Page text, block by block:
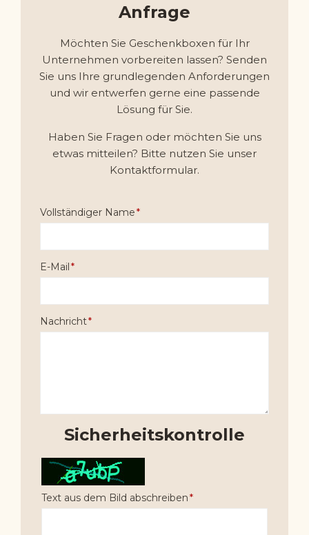
Anfrage
Möchten Sie Geschenkboxen für Ihr
Unternehmen vorbereiten lassen? Senden
Sie uns Ihre grundlegenden Anforderungen
und wir entwerfen gerne eine passende
Lösung für Sie.
Haben Sie Fragen oder möchten Sie uns
etwas mitteilen? Bitte nutzen Sie unser
Kontaktformular.
Vollständiger Name
E-Mail
Nachricht
Sicherheitskontrolle
Text aus dem Bild abschreiben